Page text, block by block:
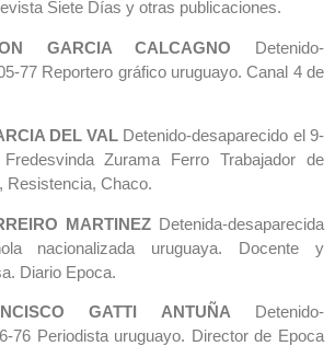
Siete Días y otras publicaciones.
GARCIA CALCAGNO Detenido-
77 Reportero gráfico uruguayo. Canal 4 de
DEL VAL Detenido-desaparecido el 9-
Zurama Ferro Trabajador de
Resistencia, Chaco.
MARTINEZDetenida-desaparecida
nacionalizada uruguaya. Docente y
Diario Epoca.
GATTI ANTUÑA Detenido-
76 Periodista uruguayo. Director de Epoca